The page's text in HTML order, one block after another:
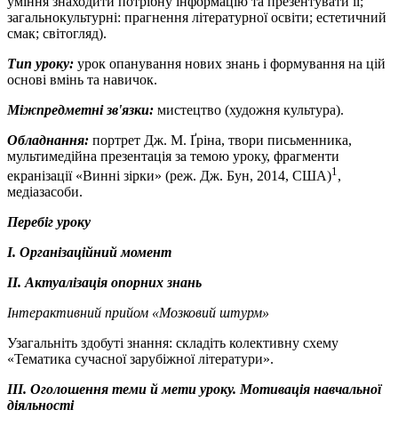
загальнокультурні: прагнення літературної освіти; естетичний
смак; світогляд).
Тип уроку: урок опанування нових знань і формування на цій
основі вмінь та навичок.
Міжпредметні зв'язки: мистецтво (художня культура).
Обладнання: портрет Дж. М. Ґріна, твори письменника,
мультимедійна презентація за темою уроку, фрагменти
екранізації «Винні зірки» (реж. Дж. Бун, 2014, США)1 ,
медіазасоби.
Перебіг уроку
I. Організаційний момент
II. Актуалізація опорних знань
Інтерактивний прийом «Мозковий штурм»
Узагальніть здобуті знання: складіть колективну схему
«Тематика сучасної зарубіжної літератури».
ІІІ. Оголошення теми й мети уроку. Мотивація навчальної
діяльності